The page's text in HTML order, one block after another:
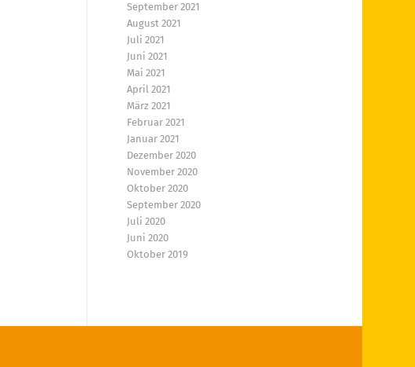
September 2021
August 2021
Juli 2021
Juni 2021
Mai 2021
April 2021
März 2021
Februar 2021
Januar 2021
Dezember 2020
November 2020
Oktober 2020
September 2020
Juli 2020
Juni 2020
Oktober 2019